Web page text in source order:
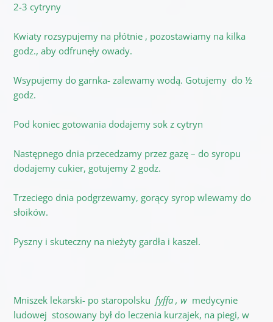
2-3 cytryny
Kwiaty rozsypujemy na płótnie , pozostawiamy na kilka
godz., aby odfrunęły owady.
Wsypujemy do garnka- zalewamy wodą. Gotujemy do ½
godz.
Pod koniec gotowania dodajemy sok z cytryn
Następnego dnia przecedzamy przez gazę – do syropu
dodajemy cukier, gotujemy 2 godz.
Trzeciego dnia podgrzewamy, gorący syrop wlewamy do
słoików.
Pyszny i skuteczny na nieżyty gardła i kaszel.
Mniszek lekarski- po staropolsku fyffa , w medycynie
ludowej stosowany był do leczenia kurzajek, na piegi, w